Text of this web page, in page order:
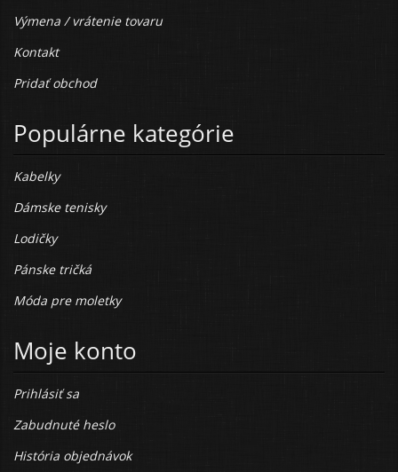
Výmena / vrátenie tovaru
Kontakt
Pridať obchod
Populárne kategórie
Kabelky
Dámske tenisky
Lodičky
Pánske tričká
Móda pre moletky
Moje konto
Prihlásiť sa
Zabudnuté heslo
História objednávok